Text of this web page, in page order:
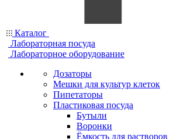
Каталог
Лабораторная посуда
Лабораторное оборудование
Дозаторы
Мешки для культур клеток
Пипетаторы
Пластиковая посуда
Бутыли
Воронки
Ёмкость для растворов